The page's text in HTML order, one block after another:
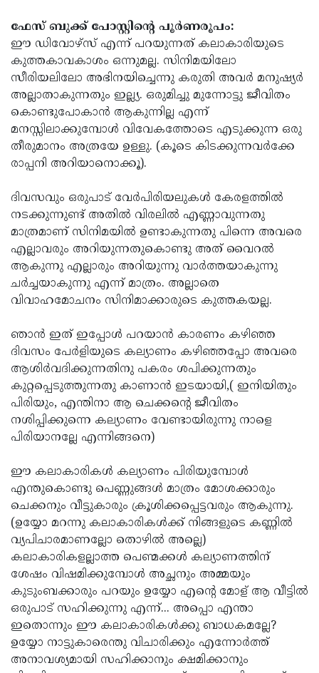
ഫേസ് ബുക്ക് പോസ്റ്റിന്റെ പൂര്‍ണരൂപം:
ഈ ഡിവോഴ്‌സ് എന്ന് പറയുന്നത് കലാകാരിയുടെ
കുത്തകാവകാശം ഒന്നുമല്ല. സിനിമയിലോ
സീരിയലിലോ അഭിനയിച്ചെന്നു കരുതി അവര്‍ മനുഷ്യര്‍
അല്ലാതാകുന്നതും ഇല്ല്യ. ഒരുമിച്ചു മുന്നോട്ടു ജീവിതം
കൊണ്ടുപോകാന്‍ ആകുന്നില്ല എന്ന്
മനസ്സിലാക്കുമ്പോള്‍ വിവേകത്തോടെ എടുക്കുന്ന ഒരു
തീരുമാനം അത്രയേ ഉള്ളു. (കൂടെ കിടക്കുന്നവര്‍ക്കേ
രാപ്പനി അറിയാനൊക്കൂ).
ദിവസവും ഒരുപാട് വേര്‍പിരിയലുകള്‍ കേരളത്തില്‍
നടക്കുന്നുണ്ട് അതില്‍ വിരലില്‍ എണ്ണാവുന്നതു
മാത്രമാണ് സിനിമയില്‍ ഉണ്ടാകുന്നതു പിന്നെ അവരെ
എല്ലാവരും അറിയുന്നതുകൊണ്ടു അത് വൈറല്‍
ആകുന്നു എല്ലാരും അറിയുന്നു വാര്‍ത്തയാകുന്നു
ചര്‍ച്ചയാകുന്നു എന്ന് മാത്രം. അല്ലാതെ
വിവാഹമോചനം സിനിമാക്കാരുടെ കുത്തകയല്ല.
ഞാന്‍ ഇത് ഇപ്പോള്‍ പറയാന്‍ കാരണം കഴിഞ്ഞ
ദിവസം പേര്‍ളിയുടെ കല്യാണം കഴിഞ്ഞപ്പോ അവരെ
ആശിര്‍വദിക്കുന്നതിനു പകരം ശപിക്കുന്നതും
കുറ്റപ്പെടുത്തുന്നതു കാണാന്‍ ഇടയായി,( ഇനിയിതും
പിരിയും, എന്തിനാ ആ ചെക്കന്റെ ജീവിതം
നശിപ്പിക്കുന്നെ കല്യാണം വേണ്ടായിരുന്നു നാളെ
പിരിയാനല്ലേ എന്നിങ്ങനെ)
ഈ കലാകാരികള്‍ കല്യാണം പിരിയുമ്പോള്‍
എന്തുകൊണ്ടു പെണ്ണുങ്ങള്‍ മാത്രം മോശക്കാരും
ചെക്കനും വീട്ടുകാരും ക്രൂശിക്കപ്പെട്ടവരും ആകുന്നു.
(ഉയ്യോ മറന്നു കലാകാരികള്‍ക്ക് നിങ്ങളുടെ കണ്ണില്‍
വ്യപിചാരമാണല്ലോ തൊഴില്‍ അല്ലെ)
കലാകാരികളല്ലാത്ത പെണ്മക്കള്‍ കല്യാണത്തിന്
ശേഷം വിഷമിക്കുമ്പോള്‍ അച്ഛനും അമ്മയും
കുടുംബക്കാരും പറയും ഉയ്യോ എന്റെ മോള് ആ വീട്ടില്‍
ഒരുപാട് സഹിക്കുന്നു എന്ന്... അപ്പൊ എന്താ
ഇതൊന്നും ഈ കലാകാരികള്‍ക്കു ബാധകമല്ലേ?
ഉയ്യോ നാട്ടുകാരെന്തു വിചാരിക്കും എന്നോര്‍ത്ത്
അനാവശ്യമായി സഹിക്കാനും ക്ഷമിക്കാനും